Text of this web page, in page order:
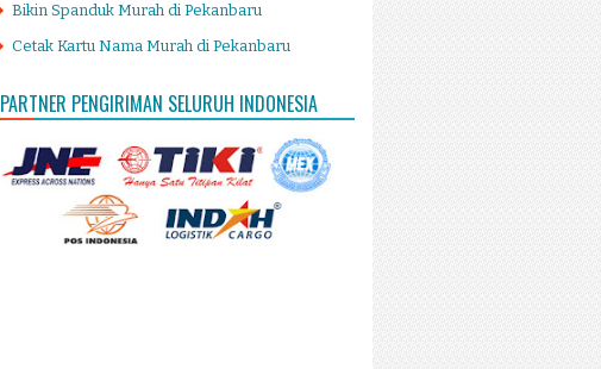
Bikin Spanduk Murah di Pekanbaru
Cetak Kartu Nama Murah di Pekanbaru
PARTNER PENGIRIMAN SELURUH INDONESIA